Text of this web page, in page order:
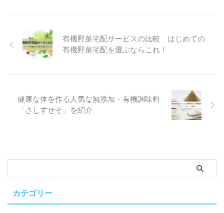
有機野菜宅配サービスの比較 はじめての
有機野菜宅配を選ぶならこれ！
健康な体を作る人気な無添加・有機調味料
「さしすせそ」を紹介
カテゴリー